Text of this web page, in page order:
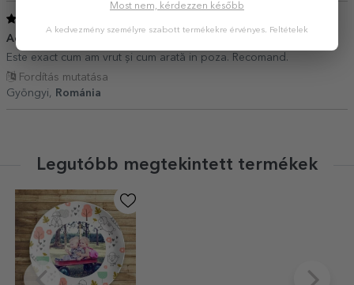
Achiziție
Este exact cum am vrut și cum arată in poza. Recomand.
Fordítás mutatása
Gyöngyi,
Románia
Legutóbb megtekintett termékek
Most nem, kérdezzen később
A kedvezmény személyre szabott termékekre érvényes. Feltételek